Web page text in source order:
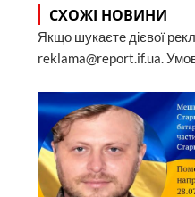
СХОЖІ НОВИНИ
Якщо шукаєте дієвої
reklama@report.if.ua.